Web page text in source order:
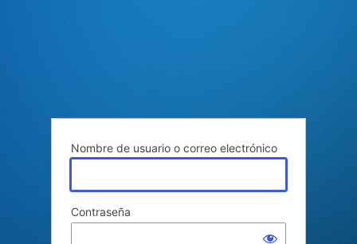
Nombre de usuario o correo electrónico
Contraseña